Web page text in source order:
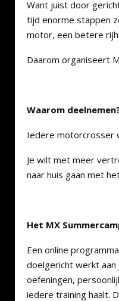
Want juist door
tijd enorme stappen
motor, een betere
Daarom organiseert
Waarom
Iedere motorcrosser
Je wilt met meer
naar huis gaan met
Het MX
Een online
doelgericht werkt
oefeningen,
iedere training haalt.